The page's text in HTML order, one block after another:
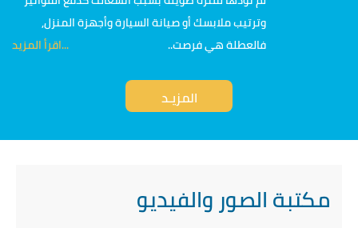
وترتيب ملابسك أو صيانة السيارة وأجهزة المنزل,
فالعطلة هي فرصت..
...اقرأ المزيد
المزيـد
مكتبة الصور والفيديو